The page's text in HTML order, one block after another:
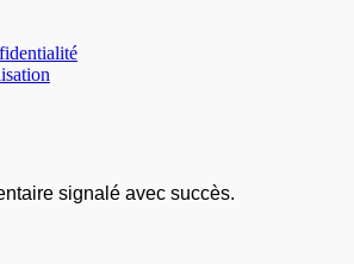
signalé avec succès.